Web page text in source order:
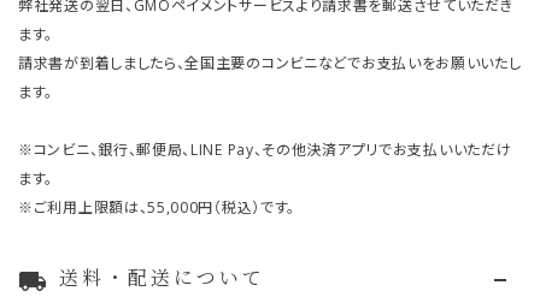
弊社発送の翌日、GMOペイメントサービスより請求書を郵送させていただき
ます。
請求書が到着しましたら、全国主要のコンビニなどでお支払いをお願いいたし
ます。
※コンビニ、銀行、郵便局、LINE Pay、その他決済アプリでお支払いいただけ
ます。
※ご利用上限額は、55,000円（税込）です。
local_shipping 送料・配送について